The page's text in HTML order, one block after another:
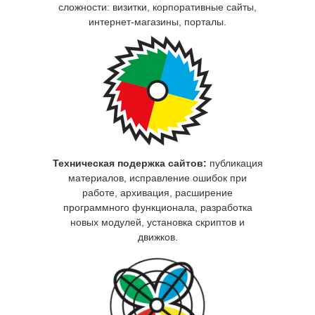
сложности: визитки, корпоративные сайты,
интернет-магазины, порталы.
Техническая подержка сайтов: публикация
материалов, исправление ошибок при
работе, архивация, расширение
программного функционала, разработка
новых модулей, установка скриптов и
движков.